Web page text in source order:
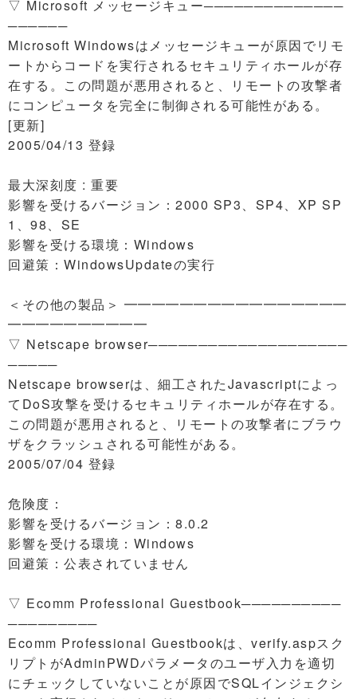
▽ Microsoft メッセージキュー──────────────
──────
Microsoft Windowsはメッセージキューが原因でリモ
ートからコードを実行されるセキュリティホールが存
在する。この問題が悪用されると、リモートの攻撃者
にコンピュータを完全に制御される可能性がある。
[更新]
2005/04/13 登録
最大深刻度 : 重要
影響を受けるバージョン：2000 SP3、SP4、XP SP
1、98、SE
影響を受ける環境：Windows
回避策：WindowsUpdateの実行
＜その他の製品＞ ━━━━━━━━━━━━━━━━
━━━━━━━━━━
▽ Netscape browser────────────────────
─────
Netscape browserは、細工されたJavascriptによっ
てDoS攻撃を受けるセキュリティホールが存在する。
この問題が悪用されると、リモートの攻撃者にブラウ
ザをクラッシュされる可能性がある。
2005/07/04 登録
危険度：
影響を受けるバージョン：8.0.2
影響を受ける環境：Windows
回避策：公表されていません
▽ Ecomm Professional Guestbook──────────
─────────
Ecomm Professional Guestbookは、verify.aspスク
リプトがAdminPWDパラメータのユーザ入力を適切
にチェックしていないことが原因でSQLインジェクシ